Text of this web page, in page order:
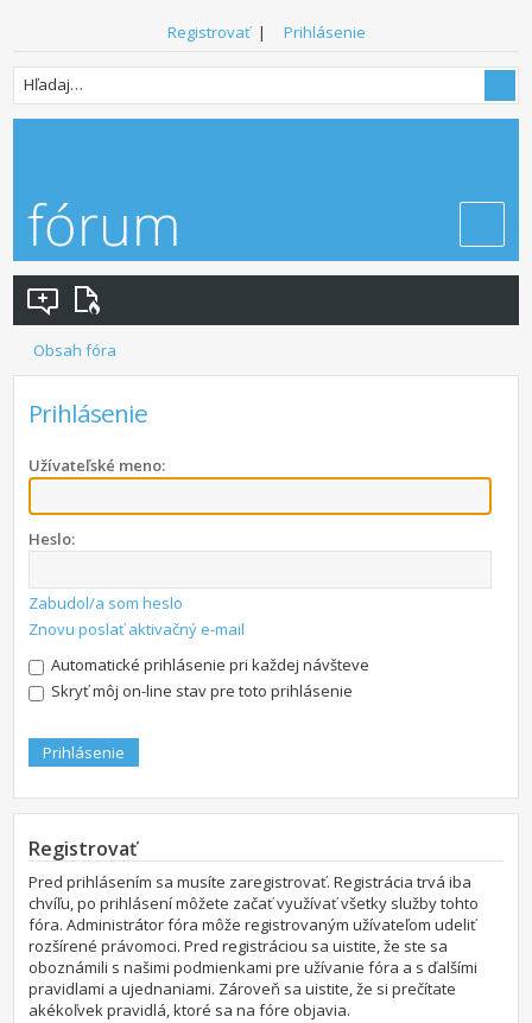
Registrovať| Prihlásenie
Obsah fóra
Prihlásenie
Užívateľské meno:
Heslo:
Zabudol/a som heslo
Znovu poslať aktivačný e-mail
Automatické prihlásenie pri každej návšteve
Skryť môj on-line stav pre toto prihlásenie
Registrovať
Pred prihlásením sa musíte zaregistrovať. Registrácia trvá iba
chvíľu, po prihlásení môžete začať využívať všetky služby tohto
fóra. Administrátor fóra môže registrovaným užívateľom udeliť
rozšírené právomoci. Pred registráciou sa uistite, že ste sa
oboznámili s našimi podmienkami pre užívanie fóra a s ďalšími
pravidlami a ujednaniami. Zároveň sa uistite, že si prečítate
akékoľvek pravidlá, ktoré sa na fóre objavia.